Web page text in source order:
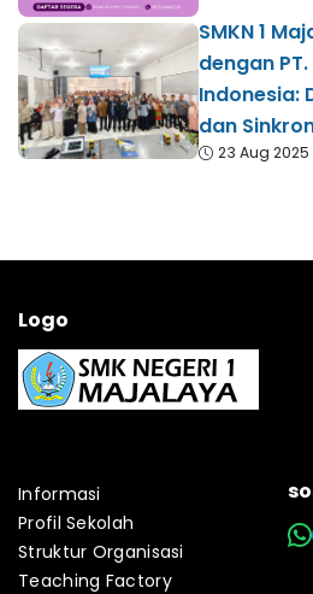
SMKN 1
dengan
Indonesia:
dan
23 Aug 2025
Logo
Informasi
Profil Sekolah
Struktur Organisasi
Teaching Factory